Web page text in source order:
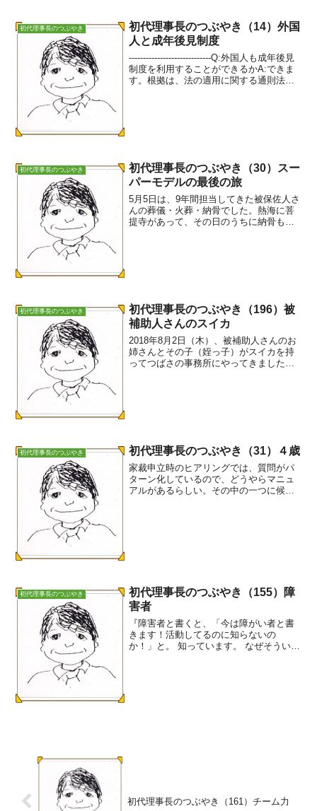
初代理事長のつぶやき
初代理事長のつぶやき（14）外国
人と成年後見制度
-----------------------------Q:外国人も成年後見
制度を利用することができるかA:できま
す。根拠は、法の適用に関する通則法第5
初代理事長のつぶやき
初代理事長のつぶやき（30）スー
パーモデルの最後の旅
5月5日は、9年間担当してきた被保佐人さ
んの葬儀・火葬・納骨でした。熱海に菩
提寺があって、その日のうちに納骨も済
初代理事長のつぶやき
初代理事長のつぶやき（196）被
補助人さんのスイカ
2018年8月2日（木）、被補助人さんのお
姉さんとその子（姪っ子）がスイカを持
ってつばさの事務所にやってきました。
初代理事長のつぶやき 初代理事長のつぶやき（31）４歳
家裁申立時のヒアリングでは、質問がパ
ターン化しているので、どうやらマニュ
アルがあるらしい。その中の一つに候補
初代理事長のつぶやき
初代理事長のつぶやき（155）障
害者
『障害者と書くと、「今は障がい者と書
きます！活動してるのに知らないの
か！」と。 知っています。 なぜそういう
初代理事長のつぶやき（161）チーム力